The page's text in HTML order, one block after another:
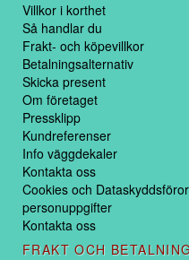
Villkor i korthet
Så handlar du
Frakt- och köpevillkor
Betalningsalternativ
Skicka present
Om företaget
Pressklipp
Kundreferenser
Info väggdekaler
Kontakta oss
Cookies och
personuppgifter
Kontakta oss
FRAKT OCH